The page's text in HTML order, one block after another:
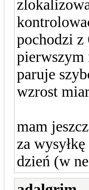
pochodzi z
pierwszym
paruje
wzrost
mam
za
dzień (w